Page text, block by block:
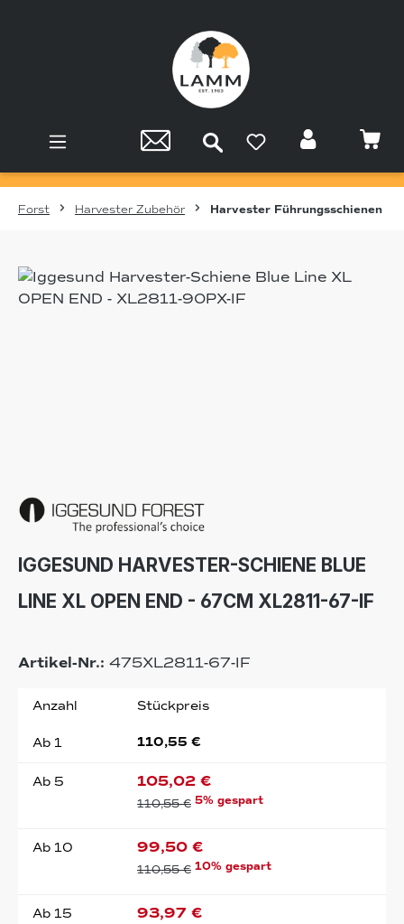
Forst Harvester Zubehör Harvester Führungsschienen
Bildergalerie überspringen
IGGESUND HARVESTER-SCHIENE BLUE
LINE XL OPEN END - 67CM XL2811-67-IF
Artikel-Nr.: 475XL2811-67-IF
Anzahl Stückpreis
Ab 1 110,55 €
Ab 5 105,02 €
110,55 € 5% gespart
Ab 10 99,50 €
110,55 € 10% gespart
Ab 15 93,97 €